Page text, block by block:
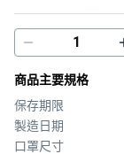
商品主要規格
保存期限
製造日期
口罩尺寸